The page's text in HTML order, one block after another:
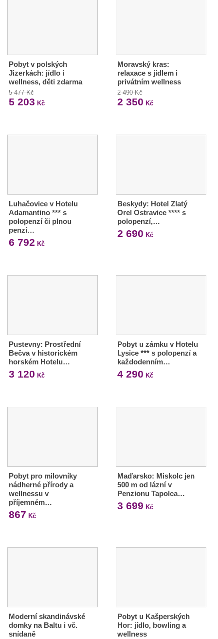
Pobyt v polských
Jizerkách: jídlo i
wellness, děti zdarma
5 477 Kč
5 203 Kč
Moravský kras:
relaxace s jídlem i
privátním wellness
2 490 Kč
2 350 Kč
Luhačovice v Hotelu
Adamantino *** s
polopenzí či plnou
penzí…
6 792 Kč
Beskydy: Hotel Zlatý
Orel Ostravice **** s
polopenzí,…
2 690 Kč
Pustevny: Prostřední
Bečva v historickém
horském Hotelu…
3 120 Kč
Pobyt u zámku v Hotelu
Lysice *** s polopenzí a
každodenním…
4 290 Kč
Pobyt pro milovníky
nádherné přírody a
wellnessu v
příjemném…
867 Kč
Maďarsko: Miskolc jen
500 m od lázní v
Penzionu Tapolca…
3 699 Kč
Moderní skandinávské
domky na Baltu i vč.
snídaně
Pobyt u Kašperských
Hor: jídlo, bowling a
wellness